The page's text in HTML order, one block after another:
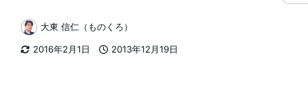
2016年2月1日
2013年12月19日
著
者
大東 信仁（ものくろ）